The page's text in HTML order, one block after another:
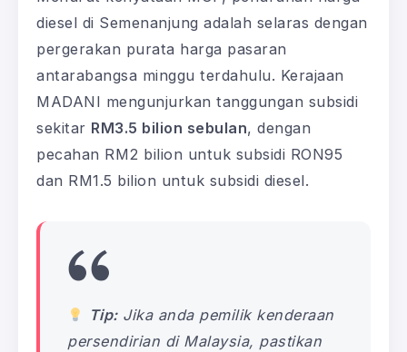
diesel di Semenanjung adalah selaras dengan
pergerakan purata harga pasaran
antarabangsa minggu terdahulu. Kerajaan
MADANI mengunjurkan tanggungan subsidi
sekitar RM3.5 bilion sebulan, dengan
pecahan RM2 bilion untuk subsidi RON95
dan RM1.5 bilion untuk subsidi diesel.
Tip:Jika anda pemilik kenderaan
persendirian di Malaysia, pastikan